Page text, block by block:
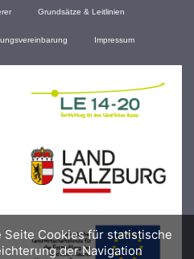
Grundsätze & Leitlinien
Impressum
Seite Cookies für statistische
der Navigation